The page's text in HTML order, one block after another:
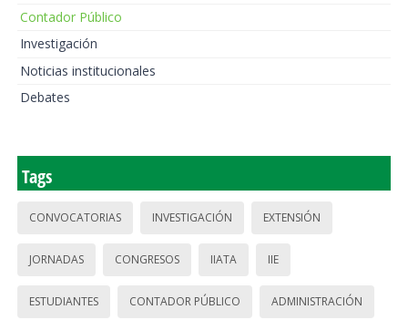
Contador Público
Investigación
Noticias institucionales
Debates
Tags
CONVOCATORIAS INVESTIGACIÓN EXTENSIÓN
JORNADAS CONGRESOS IIATA IIE
ESTUDIANTES CONTADOR PÚBLICO ADMINISTRACIÓN